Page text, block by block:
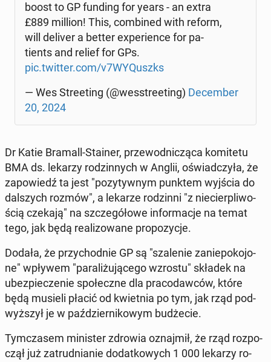
boost to GP funding for years - an extra
£889 million! This, com­bi­ned with reform,
will deliver a better expe­rien­ce for pa­
tients and relief for GPs.
pic.twitter.com/v7WY­Quszks
— Wes Stre­eting (@we­sstre­eting) De­cem­ber
20, 2024
Dr Katie Bramall-Stainer, prze­wod­ni­czą­ca ko­mi­te­tu
BMA ds. lekarzy ro­dzin­nych w Anglii, oświad­czy­ła, że
za­po­wiedź ta jest "po­zy­tyw­nym punktem wyjścia do
dal­szych rozmów", a lekarze ro­dzin­ni "z nie­cier­pli­wo­
ścią czekają" na szcze­gó­ło­we in­for­ma­cje na temat
tego, jak będą re­ali­zo­wa­ne pro­po­zy­cje.
Dodała, że przy­chod­nie GP są "sza­le­nie za­nie­po­ko­jo­
ne" wpływem "pa­ra­li­żu­ją­ce­go wzrostu" składek na
ubez­pie­cze­nie spo­łecz­ne dla pra­co­daw­ców, które
będą musieli płacić od kwiet­nia po tym, jak rząd pod­
wyż­szył je w paź­dzier­ni­ko­wym bu­dże­cie.
Tym­cza­sem mi­ni­ster zdrowia oznaj­mił, że rząd roz­po­
czął już za­trud­nia­nie do­dat­ko­wych 1 000 lekarzy ro­